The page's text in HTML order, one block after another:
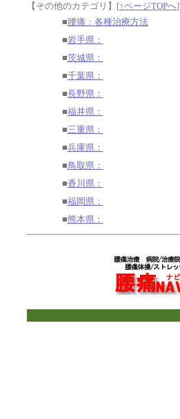
【その他のカテゴリ】 [↑ページTOPへ]
■腰痛：各種治療方法
■岩手県：
■茨城県：
■千葉県：
■長野県：
■福井県：
■三重県：
■兵庫県：
■鳥取県：
■香川県：
■福岡県：
■熊本県：